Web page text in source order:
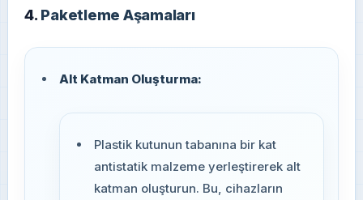
4. Paketleme Aşamaları
Alt Katman Oluşturma:
Plastik kutunun tabanına bir kat
antistatik malzeme yerleştirerek alt
katman oluşturun. Bu, cihazların